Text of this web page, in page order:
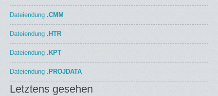
Dateiendung .CMM
Dateiendung .HTR
Dateiendung .KPT
Dateiendung .PROJDATA
Letztens gesehen